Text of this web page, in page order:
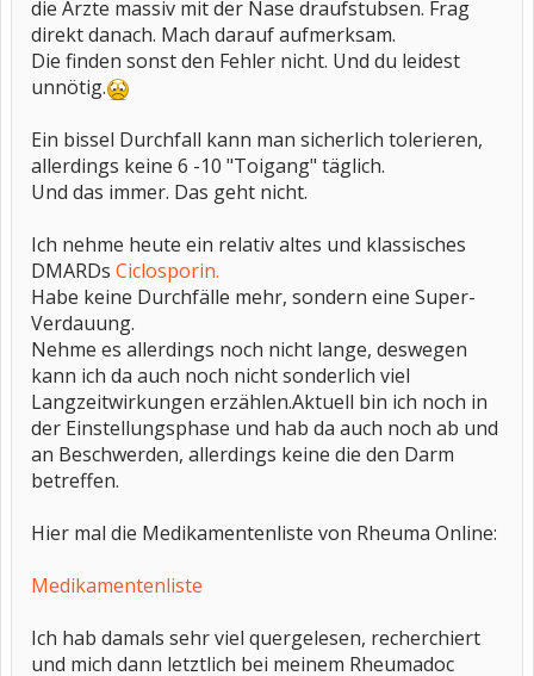
die Ärzte massiv mit der Nase draufstubsen. Frag
direkt danach. Mach darauf aufmerksam.
Die finden sonst den Fehler nicht. Und du leidest
unnötig.
Ein bissel Durchfall kann man sicherlich tolerieren,
allerdings keine 6 -10 "Toigang" täglich.
Und das immer. Das geht nicht.
Ich nehme heute ein relativ altes und klassisches
DMARDs Ciclosporin.
Habe keine Durchfälle mehr, sondern eine Super-
Verdauung.
Nehme es allerdings noch nicht lange, deswegen
kann ich da auch noch nicht sonderlich viel
Langzeitwirkungen erzählen.Aktuell bin ich noch in
der Einstellungsphase und hab da auch noch ab und
an Beschwerden, allerdings keine die den Darm
betreffen.
Hier mal die Medikamentenliste von Rheuma Online:
Medikamentenliste
Ich hab damals sehr viel quergelesen, recherchiert
und mich dann letztlich bei meinem Rheumadoc